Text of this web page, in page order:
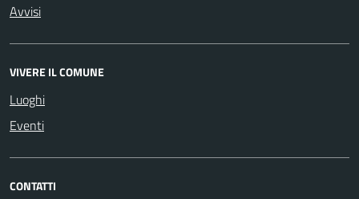
Avvisi
VIVERE IL COMUNE
Luoghi
Eventi
CONTATTI